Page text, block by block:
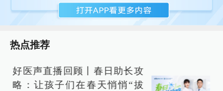
热点推荐
好医声直播回顾丨春日助长攻
略：让孩子们在春天悄悄“拔